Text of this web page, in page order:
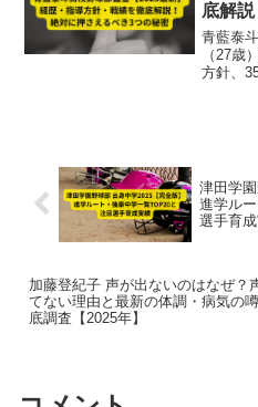
底解
の秘密
青藍泰
（27歳
方針、
津田学
進学ル
選手育
加藤登紀子 声が出ないのはなぜ？
てない理由と最新の体調・病気の
底調査【2025年】